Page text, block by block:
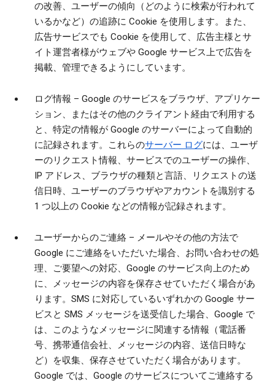
の改善、ユーザーの傾向（どのように検索が行われて
いるかなど）の追跡に Cookie を使用します。また、
広告サービスでも Cookie を使用して、広告主様とサ
イト運営者様がウェブや Google サービス上で広告を
掲載、管理できるようにしています。
ログ情報 – Google のサービスをブラウザ、アプリケー
ション、またはその他のクライアント経由で利用する
と、特定の情報が Google のサーバーによって自動的
に記録されます。これらのサーバー ログには、ユーザ
ーのリクエスト情報、サービスでのユーザーの操作、
IP アドレス、ブラウザの種類と言語、リクエストの送
信日時、ユーザーのブラウザやアカウントを識別する
1 つ以上の Cookie などの情報が記録されます。
ユーザーからのご連絡 – メールやその他の方法で
Google にご連絡をいただいた場合、お問い合わせの処
理、ご要望への対応、Google のサービス向上のため
に、メッセージの内容を保存させていただく場合があ
ります。SMS に対応しているいずれかの Google サー
ビスと SMS メッセージを送受信した場合、Google で
は、このようなメッセージに関連する情報（電話番
号、携帯通信会社、メッセージの内容、送信日時な
ど）を収集、保存させていただく場合があります。
Google では、Google のサービスについてご連絡する